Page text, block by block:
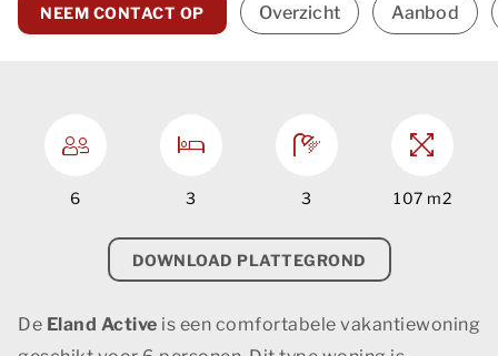
NEEM CONTACT OP Overzicht Aanbod
6 3 3 107 m2
DOWNLOAD PLATTEGROND
De Eland Active is een comfortabele vakantiewoning